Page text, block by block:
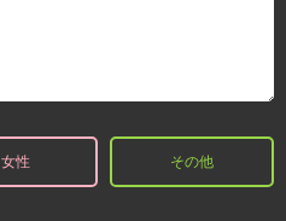
女性 その他